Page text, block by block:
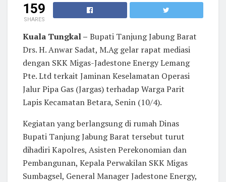
159
SHARES
Kuala Tungkal – Bupati Tanjung Jabung Barat
Drs. H. Anwar Sadat, M.Ag gelar rapat mediasi
dengan SKK Migas-Jadestone Energy Lemang
Pte. Ltd terkait Jaminan Keselamatan Operasi
Jalur Pipa Gas (Jargas) terhadap Warga Parit
Lapis Kecamatan Betara, Senin (10/4).
Kegiatan yang berlangsung di rumah Dinas
Bupati Tanjung Jabung Barat tersebut turut
dihadiri Kapolres, Asisten Perekonomian dan
Pembangunan, Kepala Perwakilan SKK Migas
Sumbagsel, General Manager Jadestone Energy,